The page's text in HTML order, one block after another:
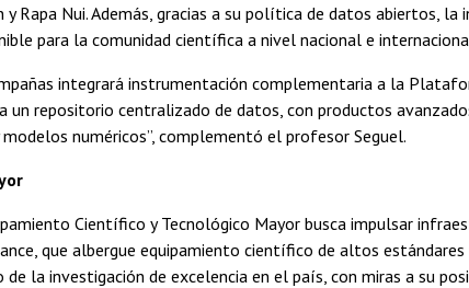
y Rapa Nui. Además, gracias a su política de datos abiertos, la
para la comunidad científica a nivel nacional e
integrará instrumentación complementaria a la
un repositorio centralizado de datos, con productos
modelos numéricos”, complementó el profesor Seguel.
Científico y Tecnológico Mayor busca impulsar
que albergue equipamiento científico de altos
la investigación de excelencia en el país, con miras a su